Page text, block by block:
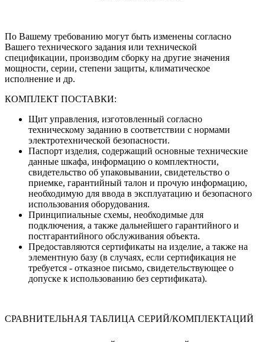
По Вашему требованию могут быть изменены согласно
Вашего технического задания или технической
спецификации, производим сборку на другие значения
мощности, серии, степени защиты, климатическое
исполнение и др.
КОМПЛЕКТ ПОСТАВКИ:
Щит управления, изготовленный согласно
техническому заданию в соответствии с нормами
электротехнической безопасности.
Паспорт изделия, содержащий основные технические
данные шкафа, информацию о комплектности,
свидетельство об упаковывании, свидетельство о
приемке, гарантийный талон и прочую информацию,
необходимую для ввода в эксплуатацию и безопасного
использования оборудования.
Принципиальные схемы, необходимые для
подключения, а также дальнейшего гарантийного и
постгарантийного обслуживания объекта.
Предоставляются сертификаты на изделие, а также на
элементную базу (в случаях, если сертификация не
требуется - отказное письмо, свидетельствующее о
допуске к использованию без сертификата).
СРАВНИТЕЛЬНАЯ ТАБЛИЦА СЕРИЙ/КОМПЛЕКТАЦИЙ